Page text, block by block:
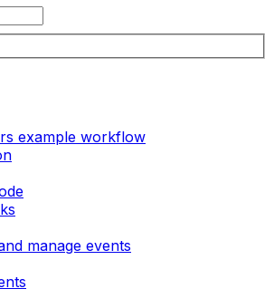
example workflow
manage events